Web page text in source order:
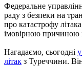
Федеральне
раду з безпеки на
про катастрофу
імовірною причиною
Нагадаємо, сьогодні
літак з Туреччини.